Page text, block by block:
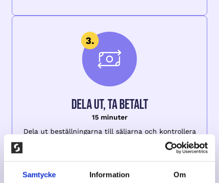
Samtycke Information Om
Dela ut, ta betalt
15 minuter
Dela ut beställningarna till säljarna och kontrollera
att allting stämmer mot följesedeln. Säljarna delar
ut sina varor till kunderna, samt tar betalt och